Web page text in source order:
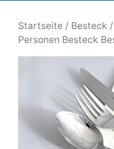
Startseite / Besteck
Personen Besteck